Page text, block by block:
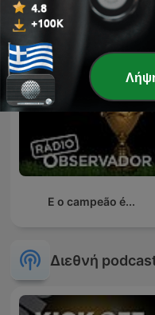
E o campeão é...
Διεθνή